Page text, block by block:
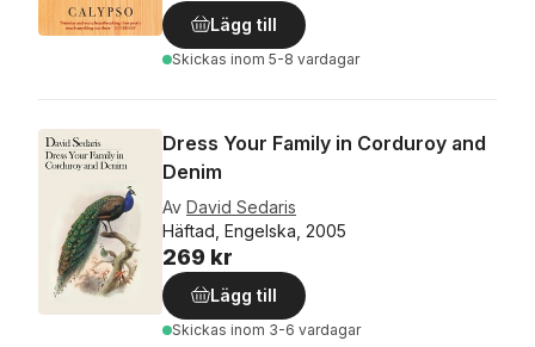
Lägg till
Skickas inom 5-8 vardagar
Dress Your Family in Corduroy and
Denim
Av David Sedaris
Häftad, Engelska, 2005
269 kr
Lägg till
Skickas inom 3-6 vardagar